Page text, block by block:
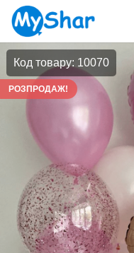
Код товару: 10070
РОЗПРОДАЖ!